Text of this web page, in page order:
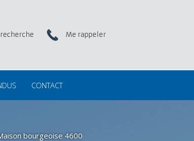
Me rappeler
CONTACT
bourgeoise 4600